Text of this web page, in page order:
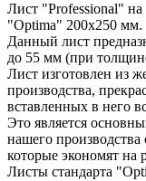
Лист "Professional"
"Optima" 200х250 мм.
Данный лист
до 55 мм (при
Лист изготовлен из
производства,
вставленных в него
Это является
нашего производства
которые экономят на
Листы стандарта